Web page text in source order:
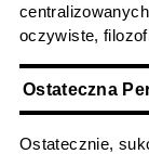
oczywiste,
Ostateczna
Ostatecznie,